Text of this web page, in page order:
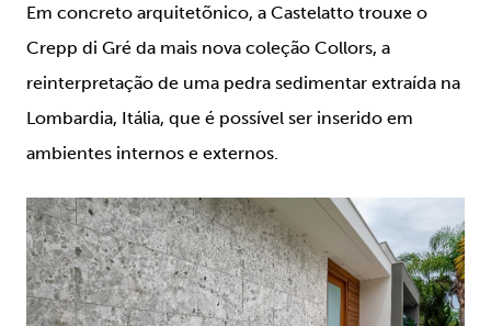
Em concreto arquitetõnico, a Castelatto trouxe o
Crepp di Gré da mais nova coleção Collors, a
reinterpretação de uma pedra sedimentar extraída na
Lombardia, Itália, que é possível ser inserido em
ambientes internos e externos.